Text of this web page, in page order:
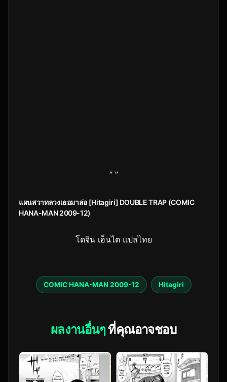
” ”
แผนสวาทลวงเธอมาล่อ [Hitagiri] DOUBLE TRAP (COMIC
HANA-MAN 2009-12)
โดจิน เฮ็นไต แปลไทย
COMIC HANA-MAN 2009-12 Hitagiri
ผลงานอื่นๆที่คุณอาจชอบ